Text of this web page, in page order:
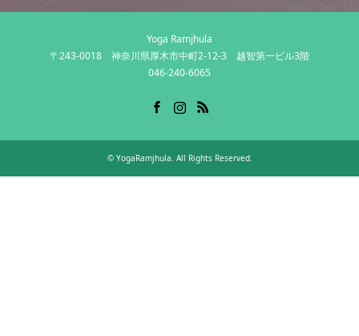
Yoga Ramjhula
〒243-0018 神奈川県厚木市中町2-12-3 越智第一ビル3階
046-240-6065
© YogaRamjhula . All Rights Reserved.